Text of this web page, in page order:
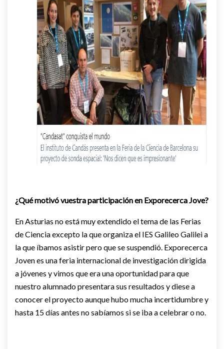
¿Qué motivó vuestra participación en Exporecerca Jove?
En Asturias no está muy extendido el tema de las Ferias
de Ciencia excepto la que organiza el IES Galileo Galilei a
la que íbamos asistir pero que se suspendió. Exporecerca
Joven es una feria internacional de investigación dirigida
a jóvenes y vimos que era una oportunidad para que
nuestro alumnado presentara sus resultados y diese a
conocer el proyecto aunque hubo mucha incertidumbre y
hasta 15 días antes no sabíamos si se iba a celebrar o no.